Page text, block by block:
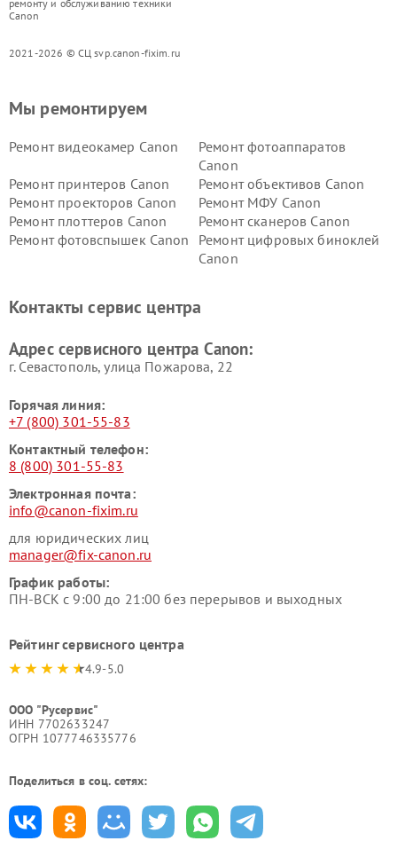
ремонту и обслуживанию техники
Canon
2021-2026 © СЦ svp.canon-fixim.ru
Мы ремонтируем
Ремонт видеокамер Canon
Ремонт фотоаппаратов
Canon
Ремонт принтеров Canon
Ремонт объективов Canon
Ремонт проекторов Canon
Ремонт МФУ Canon
Ремонт плоттеров Canon
Ремонт сканеров Canon
Ремонт фотовспышек Canon
Ремонт цифровых биноклей
Canon
Контакты сервис центра
Адрес сервисного центра Canon:
г. Севастополь, улица Пожарова, 22
Горячая линия:
+7 (800) 301-55-83
Контактный телефон:
8 (800) 301-55-83
Электронная почта:
info@canon-fixim.ru
для юридических лиц
manager@fix-canon.ru
График работы:
ПН-ВСК с 9:00 до 21:00 без перерывов и выходных
Рейтинг сервисного центра
4.9-5.0
ООО "Русервис"
ИНН 7702633247
ОГРН 1077746335776
Поделиться в соц. сетях: